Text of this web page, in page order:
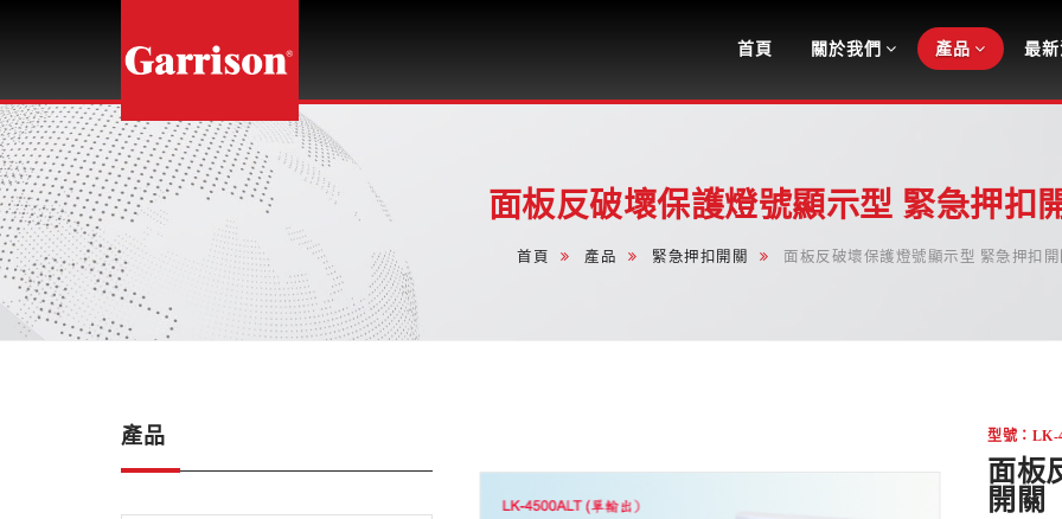
龍
光
企
業
股
份
有
限
公
司
首頁 關於我們 產品 最新
面板反破壞保護燈號顯示型 緊急押扣
首頁 產品 緊急押扣開關 面板反破壞保護燈號顯示型 緊急押扣開
產品 型號：LK-
面板
開關